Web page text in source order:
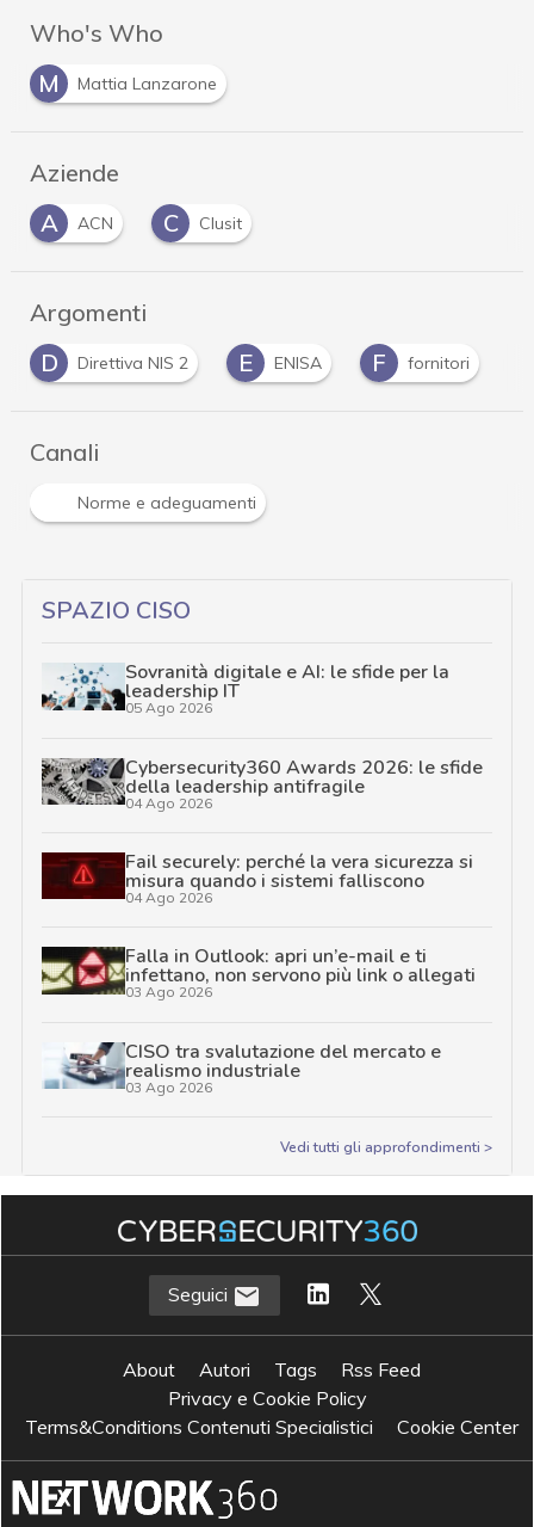
Who's Who
M
Mattia Lanzarone
Aziende
A
ACN C Clusit
Argomenti
D
Direttiva NIS 2 E ENISA F fornitori
Canali
Norme e adeguamenti
SPAZIO CISO
Sovranità digitale e AI: le sfide per la
leadership IT
05 Ago 2026
Cybersecurity360 Awards 2026: le sfide
della leadership antifragile
04 Ago 2026
Fail securely: perché la vera sicurezza si
misura quando i sistemi falliscono
04 Ago 2026
Falla in Outlook: apri un’e-mail e ti
infettano, non servono più link o allegati
03 Ago 2026
CISO tra svalutazione del mercato e
realismo industriale
03 Ago 2026
Vedi tutti gli approfondimenti >
Seguici
About Autori Tags
Rss Feed
Privacy e Cookie Policy
Terms&Conditions Contenuti Specialistici
Cookie Center